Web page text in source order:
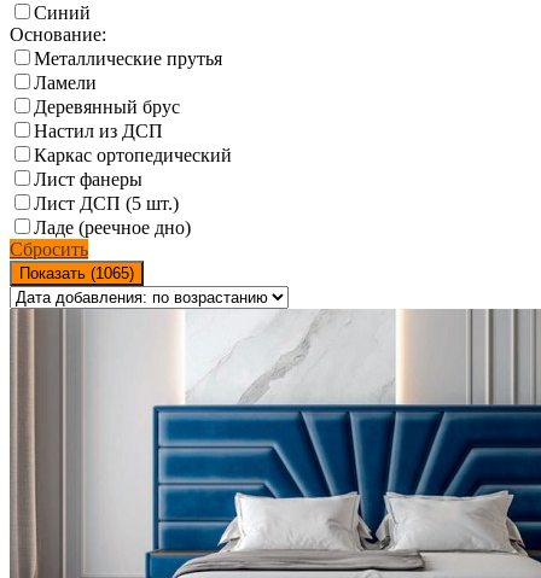
Синий
Основание:
Металлические прутья
Ламели
Деревянный брус
Настил из ДСП
Каркас ортопедический
Лист фанеры
Лист ДСП (5 шт.)
Ладе (реечное дно)
Сбросить
Показать (1065)